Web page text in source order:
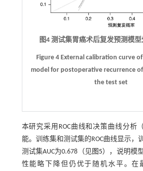
图4 测试集胃癌术后复发预测模
Figure 4 External calibration curve
model for postoperative recurrence
the test set
本研究采用ROC曲线和决策曲线分析
能。训练集和测试集的ROC曲线显示，
测试集AUC为0.678（见图5），说明模
性能略下降但仍优于随机水平。在